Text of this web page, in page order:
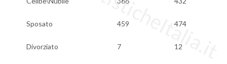
Sposato 459 474
Divorziato 7 12